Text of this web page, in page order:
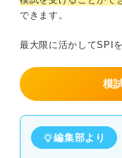
できます。
最大限に活かしてSPI
模
編集部より